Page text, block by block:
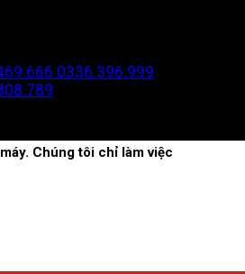
0336.396.999
Chúng tôi chỉ làm việc